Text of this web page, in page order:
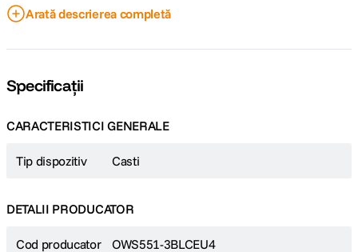
Arată descrierea completă
Specificații
CARACTERISTICI GENERALE
Tip dispozitiv Casti
DETALII PRODUCATOR
Cod producator OWS551-3BLCEU4